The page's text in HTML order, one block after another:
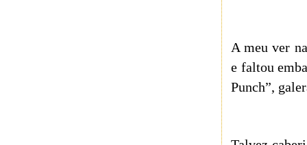
A meu ver
e faltou
Punch”,